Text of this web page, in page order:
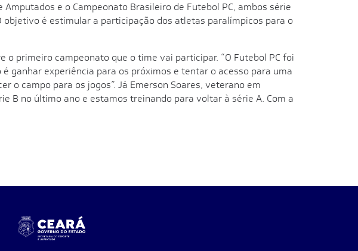
e o Campeonato Brasileiro de Futebol PC, ambos série
objetivo é estimular a participação dos atletas paralímpicos para o
primeiro campeonato que o time vai participar. “O Futebol PC foi
ganhar experiência para os próximos e tentar o acesso para uma
o campo para os jogos”. Já Emerson Soares, veterano em
B no último ano e estamos treinando para voltar à série A. Com a